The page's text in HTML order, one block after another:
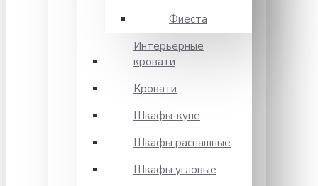
Фиеста
Интерьерные
кровати
Кровати
Шкафы-купе
Шкафы распашные
Шкафы угловые